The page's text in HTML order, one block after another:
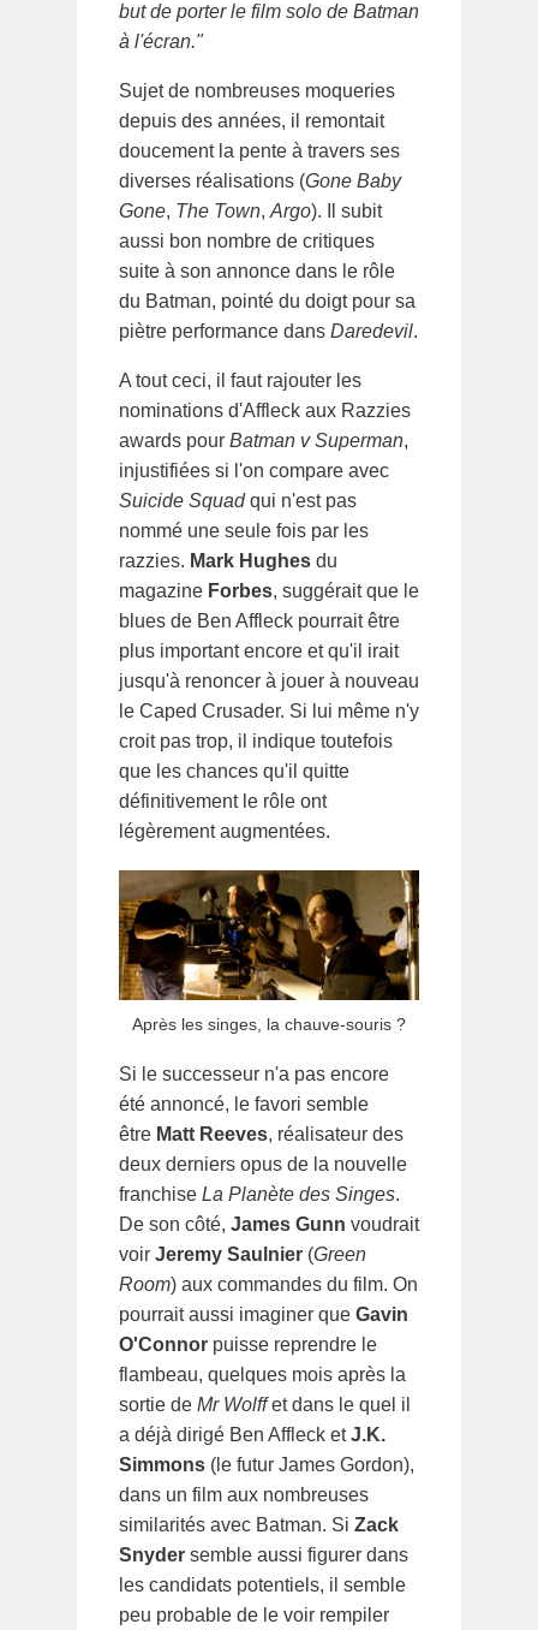
but de porter le film solo de Batman
à l'écran."
Sujet de nombreuses moqueries
depuis des années, il remontait
doucement la pente à travers ses
diverses réalisations (Gone Baby
Gone, The Town, Argo). Il subit
aussi bon nombre de critiques
suite à son annonce dans le rôle
du Batman, pointé du doigt pour sa
piètre performance dans Daredevil.
A tout ceci, il faut rajouter les
nominations d'Affleck aux Razzies
awards pour Batman v Superman,
injustifiées si l'on compare avec
Suicide Squadqui n'est pas
nommé une seule fois par les
razzies. Mark Hughes du
magazine Forbes, suggérait que le
blues de Ben Affleck pourrait être
plus important encore et qu'il irait
jusqu'à renoncer à jouer à nouveau
le Caped Crusader. Si lui même n'y
croit pas trop, il indique toutefois
que les chances qu'il quitte
définitivement le rôle ont
légèrement augmentées.
Après les singes, la chauve-souris ?
Si le successeur n'a pas encore
été annoncé, le favori semble
être Matt Reeves, réalisateur des
deux derniers opus de la nouvelle
franchise La Planète des Singes.
De son côté, James Gunn voudrait
voir Jeremy Saulnier (Green
Room) aux commandes du film. On
pourrait aussi imaginer que Gavin
O'Connor puisse reprendre le
flambeau, quelques mois après la
sortie de Mr Wolffet dans le quel il
a déjà dirigé Ben Affleck etJ.K.
Simmons (le futur James Gordon),
dans un film aux nombreuses
similarités avec Batman. Si Zack
Snyder semble aussi figurer dans
les candidats potentiels, il semble
peu probable de le voir rempiler